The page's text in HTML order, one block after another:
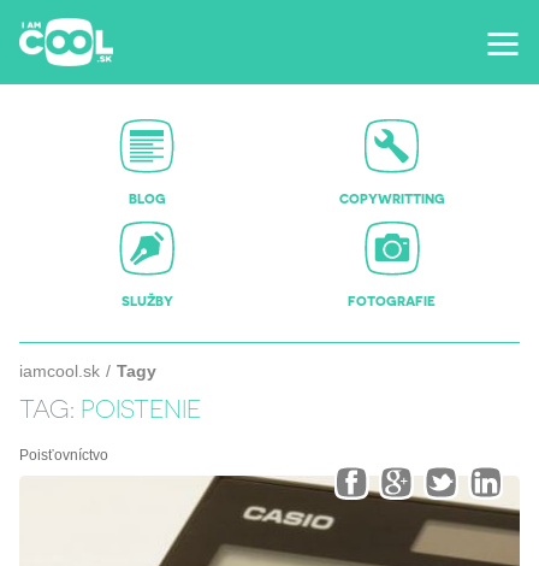
BLOG COPYWRITTING
SLUŽBY FOTOGRAFIE
iamcool.sk Tagy
TAG: POISTENIE
Poisťovníctvo